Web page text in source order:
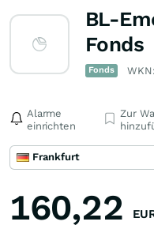
BL-
Fonds
Fonds
Alarme
einrichten
Zur
Frankfurt
160,22